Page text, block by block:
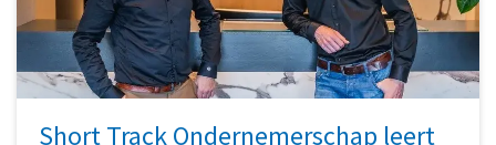
Short Track Ondernemerschap leert